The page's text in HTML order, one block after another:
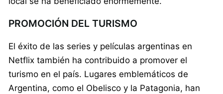
PROMOCIÓN DEL TURISMO
El éxito de las series y películas argentinas en
Netflix también ha contribuido a promover el
turismo en el país. Lugares emblemáticos de
Argentina, como el Obelisco y la Patagonia, han